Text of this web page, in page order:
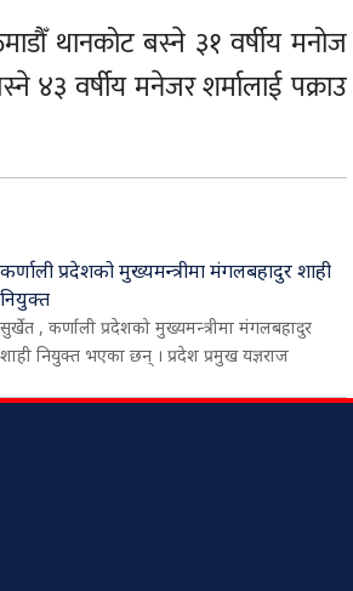
थानकोट बस्ने ३१ वर्षीय मनोज
४३ वर्षीय मनेजर शर्मालाई पक्राउ
कर्णाली प्रदेशको मुख्यमन्त्रीमा मंगलबहादुर शाही
नियुक्त
सुर्खेत , कर्णाली प्रदेशको मुख्यमन्त्रीमा मंगलबहादुर
शाही नियुक्त भएका छन् । प्रदेश प्रमुख यज्ञराज